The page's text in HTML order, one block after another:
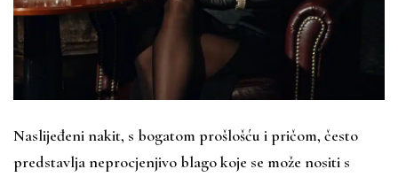
Naslijeđeni nakit, s bogatom prošlošću i pričom, često
predstavlja neprocjenjivo blago koje se može nositi s